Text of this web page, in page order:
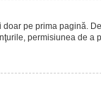
pe prima pagină.
permisiunea de a